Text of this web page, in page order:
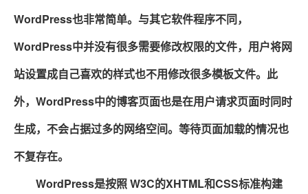
WordPress也非常简单。与其它软件程序不同，
WordPress中并没有很多需要修改权限的文件，用户将网
站设置成自己喜欢的样式也不用修改很多模板文件。此
外，WordPress中的博客页面也是在用户请求页面时同时
生成，不会占据过多的网络空间。等待页面加载的情况也
不复存在。
WordPress是按照 W3C的XHTML和CSS标准构建